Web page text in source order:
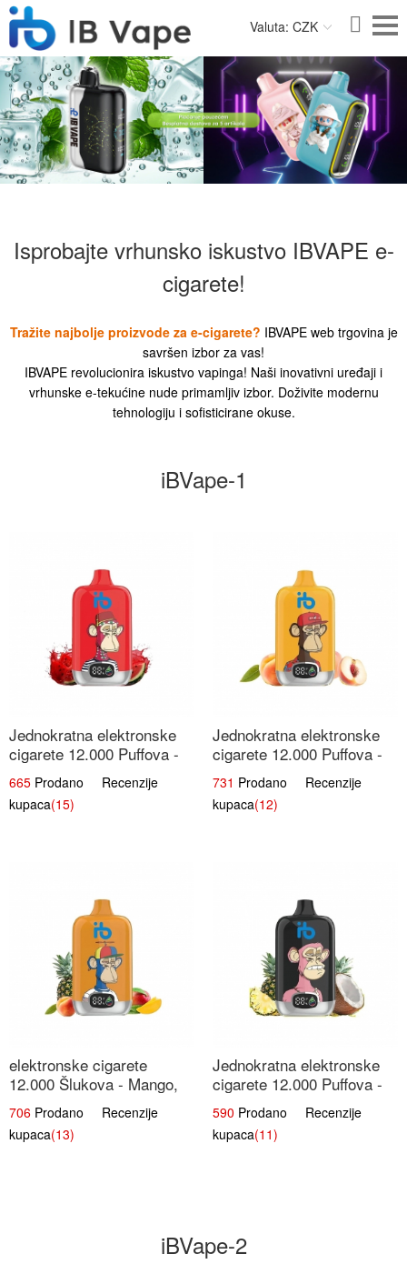
Valuta: CZK
Isprobajte vrhunsko iskustvo IBVAPE e-
cigarete!
Tražite najbolje proizvode za e-cigarete? IBVAPE web trgovina je
savršen izbor za vas!
IBVAPE revolucionira iskustvo vapinga! Naši inovativni uređaji i
vrhunske e-tekućine nude primamljiv izbor. Doživite modernu
tehnologiju i sofisticirane okuse.
iBVape-1
Jednokratna elektronske
cigarete 12.000 Puffova -
Lubenica Sladoled | Ljetna
Desertna Aroma
665 Prodano Recenzije
kupaca(15)
Jednokratna elektronske
cigarete 12.000 Puffova -
Breskva i Voćni Sok |
Osježavajuća Voćna
Mješavina
731 Prodano Recenzije
kupaca(12)
elektronske cigarete
12.000 Šlukova - Mango,
Ananas, Breskva | Tropska
Voćna Mješavina
706 Prodano Recenzije
kupaca(13)
Jednokratna elektronske
cigarete 12.000 Puffova -
Ananas i Kokos Sladoled |
Tropski Desert
590 Prodano Recenzije
kupaca(11)
iBVape-2